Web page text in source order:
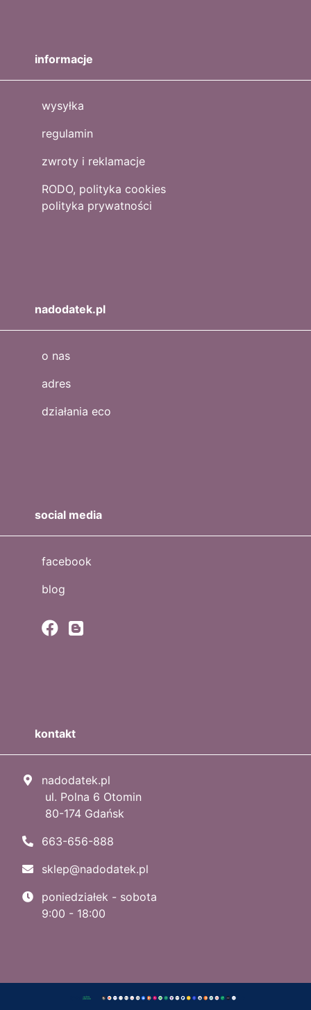
informacje
wysyłka
regulamin
zwroty i reklamacje
RODO, polityka cookies
polityka prywatności
nadodatek.pl
o nas
adres
działania eco
social media
facebook
blog
kontakt
nadodatek.pl
ul. Polna 6 Otomin
80-174 Gdańsk
663-656-888
sklep@nadodatek.pl
poniedziałek - sobota
9:00 - 18:00